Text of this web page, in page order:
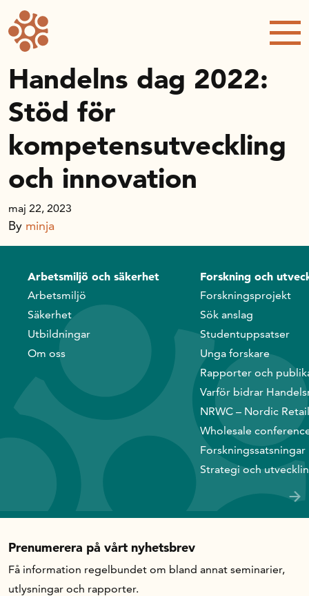
Forskning och utveckling
Kompetens och omställning
Handelns ekonomiska råd
Kalender
Om oss
Handelsfakta.se
In English
Handelns dag 2022:
Stöd för
kompetensutveckling
och innovation
maj 22, 2023
By minja
Arbetsmiljö och säkerhet
Arbetsmiljö
Säkerhet
Utbildningar
Om oss
Forskning och
Forskningsprojekt
Sök anslag
Studentuppsatser
Unga forskare
Rapporter och
Varför bidrar
NRWC – Nordic
Wholesale
Forskningssatsningar
Strategi och
Prenumerera på vårt nyhetsbrev
Få information regelbundet om bland annat seminarier,
utlysningar och rapporter.